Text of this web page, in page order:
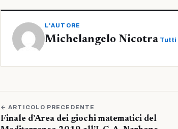
L'AUTORE
Michelangelo Nicotra Tutti
← ARTICOLO PRECEDENTE
Finale d’Area dei giochi matematici del